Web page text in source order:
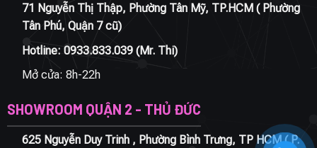
71 Nguyễn Thị Thập, Phường Tân Mỹ, TP.HCM ( Phường
Tân Phú, Quận 7 cũ)
Hotline: 0933.833.039(Mr. Thi)
Mở cửa: 8h-22h
SHOWROOM QUẬN 2 - THỦ ĐỨC
625 Nguyễn Duy Trinh , Phường Bình Trưng, TP HCM ( P.